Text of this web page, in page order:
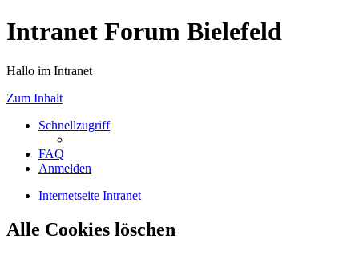
Intranet Forum Bielefeld
Hallo im Intranet
Zum Inhalt
Schnellzugriff
FAQ
Anmelden
Internetseite Intranet
Alle Cookies löschen